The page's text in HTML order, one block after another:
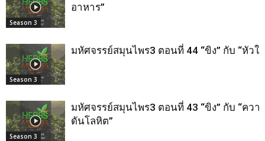
Season 3
อาหาร”
Season 3
มหัศจรรย์สมุนไพร3 ตอนที่ 44 “ขิง” กับ “หัวใ
Season 3
มหัศจรรย์สมุนไพร3 ตอนที่ 43 “ขิง” กับ “ควา
ดันโลหิต”